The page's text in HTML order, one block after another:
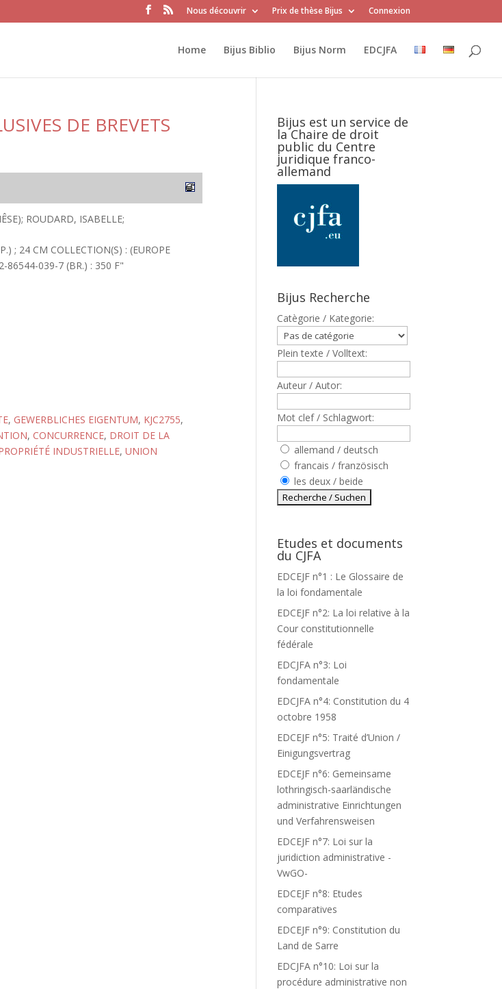
Nous découvrir Prix de thèse Bijus Connexion
Home Bijus Biblio Bijus Norm EDCJFA
DE BREVETS
ROUDARD, ISABELLE;
; 24 CM COLLECTION(S) : (EUROPE
86544-039-7 (BR.) : 350 F"
, GEWERBLICHES EIGENTUM, KJC2755,
, CONCURRENCE, DROIT DE LA
INDUSTRIELLE, UNION
Bijus est un service de
la Chaire de droit
public du Centre
juridique franco-
allemand
Bijus Recherche
Catègorie / Kategorie:
Plein texte / Volltext:
Auteur / Autor:
Mot clef / Schlagwort:
allemand / deutsch
francais / französisch
les deux / beide
Etudes et documents
du CJFA
EDCEJF n°1 : Le Glossaire de
la loi fondamentale
EDCEJF n°2: La loi relative à la
Cour constitutionnelle
fédérale
EDCJFA n°3: Loi
fondamentale
EDCJFA n°4: Constitution du 4
octobre 1958
EDCEJF n°5: Traité d’Union /
Einigungsvertrag
EDCEJF n°6: Gemeinsame
lothringisch-saarländische
administrative Einrichtungen
und Verfahrensweisen
EDCEJF n°7: Loi sur la
juridiction administrative -
VwGO-
EDCEJF n°8: Etudes
comparatives
EDCEJF n°9: Constitution du
Land de Sarre
EDCJFA n°10: Loi sur la
procédure administrative non